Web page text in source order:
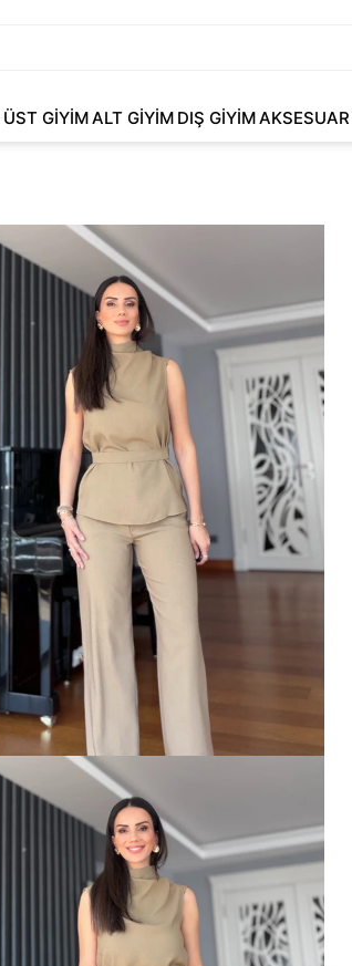
ÜST GİYİMALT GİYİM DIŞ GİYİMAKSESUAR